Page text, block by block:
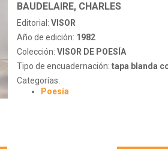
BAUDELAIRE, CHARLES
Editorial: VISOR
Año de edición: 1982
Colección: VISOR DE POESÍA
Tipo de encuadernación: tapa blanda
Categorías:
Poesía